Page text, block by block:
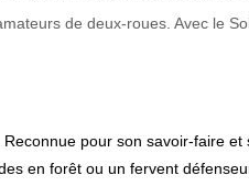
de deux-roues. Avec le
pour son savoir-faire
en forêt ou un fervent